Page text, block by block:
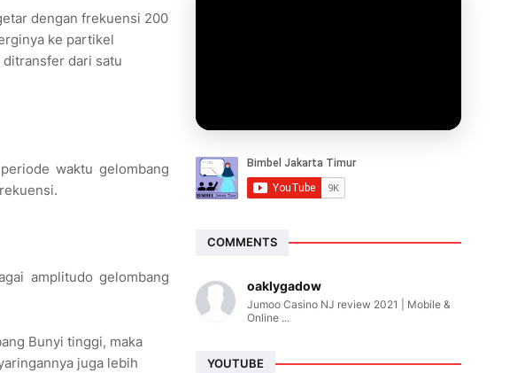
dengan frekuensi 200
ke partikel
dari satu
waktu gelombang
amplitudo gelombang
Bunyi tinggi, maka
juga lebih
COMMENTS
oaklygadow
Jumoo Casino NJ review 2021 | Mobile &
Online ...
YOUTUBE